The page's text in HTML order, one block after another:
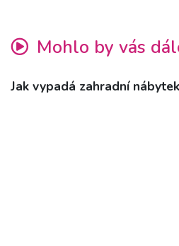
Mohlo by vás
Jak vypadá zahradní